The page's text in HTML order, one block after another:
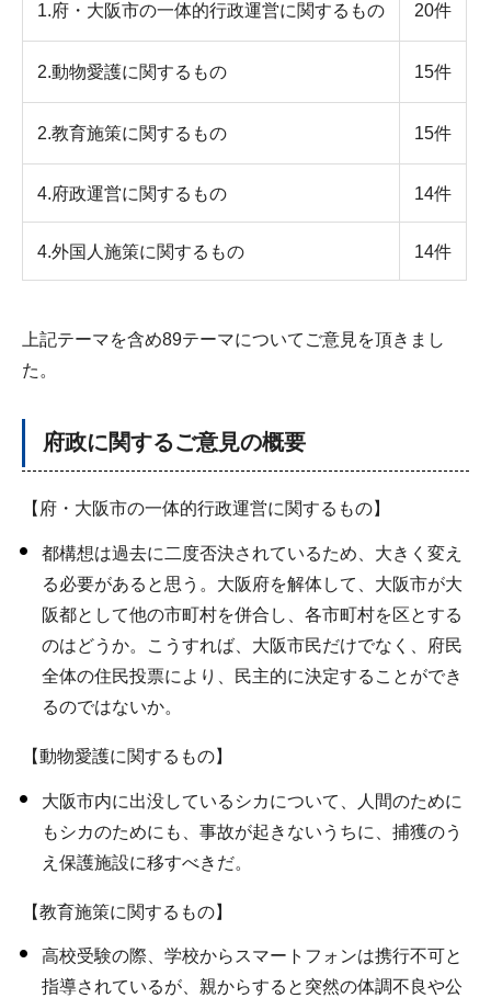
1.府・大阪市の一体的行政運営に関するもの 20件
2.動物愛護に関するもの 15件
2.教育施策に関するもの 15件
4.府政運営に関するもの 14件
4.外国人施策に関するもの 14件
上記テーマを含め89テーマについてご意見を頂きまし
た。
府政に関するご意見の概要
【府・大阪市の一体的行政運営に関するもの】
都構想は過去に二度否決されているため、大きく変え
る必要があると思う。大阪府を解体して、大阪市が大
阪都として他の市町村を併合し、各市町村を区とする
のはどうか。こうすれば、大阪市民だけでなく、府民
全体の住民投票により、民主的に決定することができ
るのではないか。
【動物愛護に関するもの】
大阪市内に出没しているシカについて、人間のために
もシカのためにも、事故が起きないうちに、捕獲のう
え保護施設に移すべきだ。
【教育施策に関するもの】
高校受験の際、学校からスマートフォンは携行不可と
指導されているが、親からすると突然の体調不良や公